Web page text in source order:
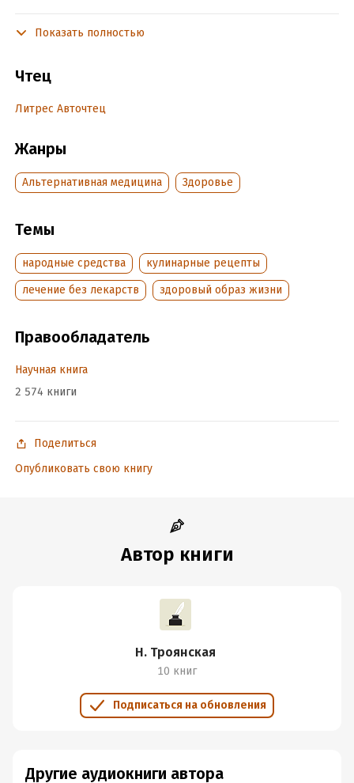
Подробная информация
Дата поступления:
Показать полностью
Чтец
Литрес Авточтец
Жанры
Альтернативная медицина Здоровье
Темы
народные средства
кулинарные рецепты
лечение без лекарств
здоровый образ жизни
Правообладатель
Научная книга
2 574 книги
Поделиться
Опубликовать свою книгу
Автор книги
Н. Троянская
10 книг
Подписаться на обновления
Другие аудиокниги автора